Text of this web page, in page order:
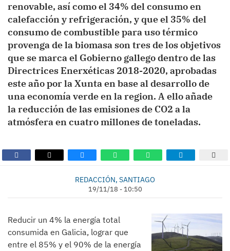
renovable, así como el 34% del consumo en
calefacción y refrigeración, y que el 35% del
consumo de combustible para uso térmico
provenga de la biomasa son tres de los objetivos
que se marca el Gobierno gallego dentro de las
Directrices Enerxéticas 2018-2020, aprobadas
este año por la Xunta en base al desarrollo de
una economía verde en la region. A ello añade
la reducción de las emisiones de CO2 a la
atmósfera en cuatro millones de toneladas.
REDACCIÓN, SANTIAGO
19/11/18 - 10:50
Reducir un 4% la energía total
consumida en Galicia, lograr que
entre el 85% y el 90% de la energía